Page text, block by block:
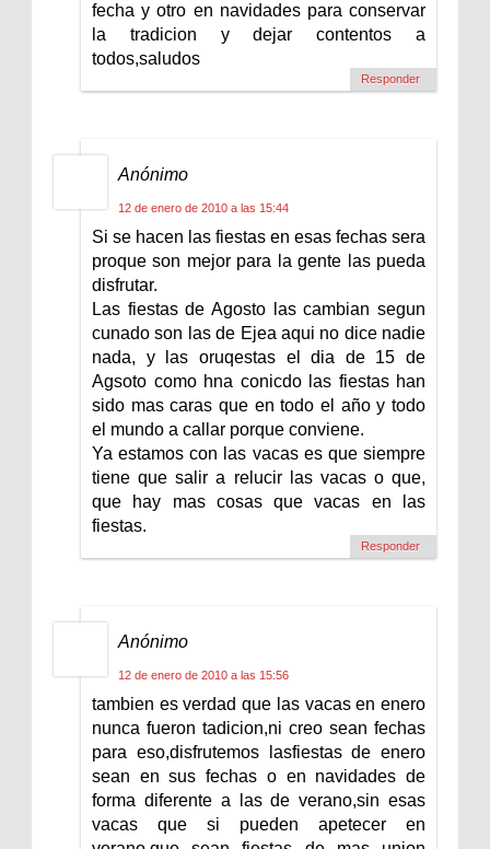
fecha y otro en navidades para conservar
la tradicion y dejar contentos a
todos,saludos
Responder
Anónimo
12 de enero de 2010 a las 15:44
Si se hacen las fiestas en esas fechas sera
proque son mejor para la gente las pueda
disfrutar.
Las fiestas de Agosto las cambian segun
cunado son las de Ejea aqui no dice nadie
nada, y las oruqestas el dia de 15 de
Agsoto como hna conicdo las fiestas han
sido mas caras que en todo el año y todo
el mundo a callar porque conviene.
Ya estamos con las vacas es que siempre
tiene que salir a relucir las vacas o que,
que hay mas cosas que vacas en las
fiestas.
Responder
Anónimo
12 de enero de 2010 a las 15:56
tambien es verdad que las vacas en enero
nunca fueron tadicion,ni creo sean fechas
para eso,disfrutemos lasfiestas de enero
sean en sus fechas o en navidades de
forma diferente a las de verano,sin esas
vacas que si pueden apetecer en